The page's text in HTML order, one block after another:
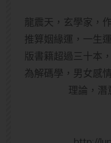
龍震天，玄學家，
推算姻緣運，一生
版書籍超過三十本
為解碼學，男女感
理論，潛